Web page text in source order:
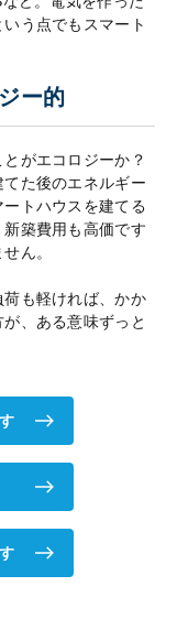
う点でもスマート
ー的
がエコロジーか？
た後のエネルギー
トハウスを建てる
築費用も高価です
ん。
も軽ければ、かか
、ある意味ずっと